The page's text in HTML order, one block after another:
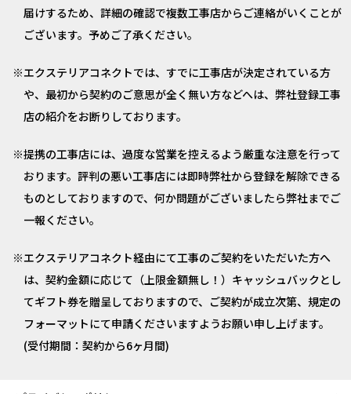
届けするため、詳細の確認で複数工事店からご連絡がいくことが
ございます。予めご了承ください。
エクステリアコネクトでは、すでに工事店が決定されている方
や、最初から契約のご意思が全く無い方などへは、弊社登録工事
店の紹介をお断りしております。
提携の工事店には、過度な営業を控えるよう厳重な注意を行って
おります。評判の悪い工事店には即時弊社から登録を解除できる
ものとしておりますので、何か問題がございましたら弊社までご
一報ください。
エクステリアコネクト経由にて工事のご契約をいただいた方へ
は、契約金額に応じて（上限金額無し！）キャッシュバックとし
てギフト券を贈呈しておりますので、ご契約が成立次第、規定の
フォーマットにて申請くださいますようお願い申し上げます。
(受付期間：契約から6ヶ月間)